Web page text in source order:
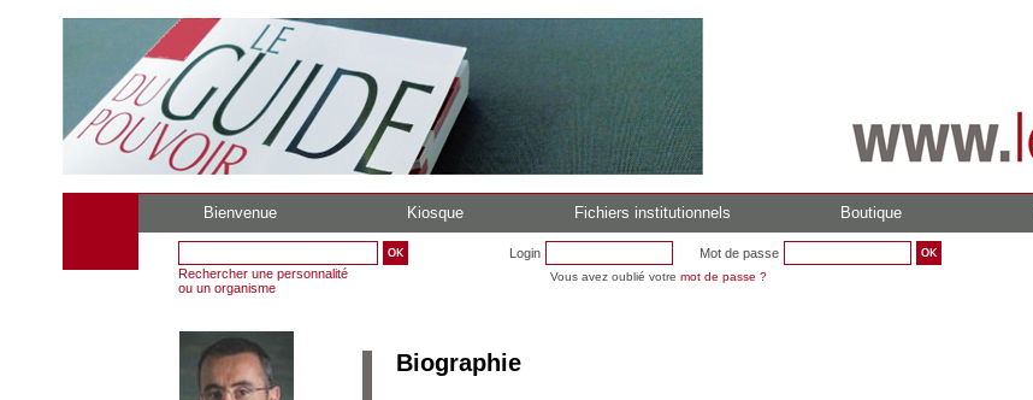
Bienvenue Kiosque Fichiers institutionnels Boutique
Rechercher une personnalité
ou un organisme
Login Mot de passe
Vous avez oublié votre mot de passe ?
Biographie